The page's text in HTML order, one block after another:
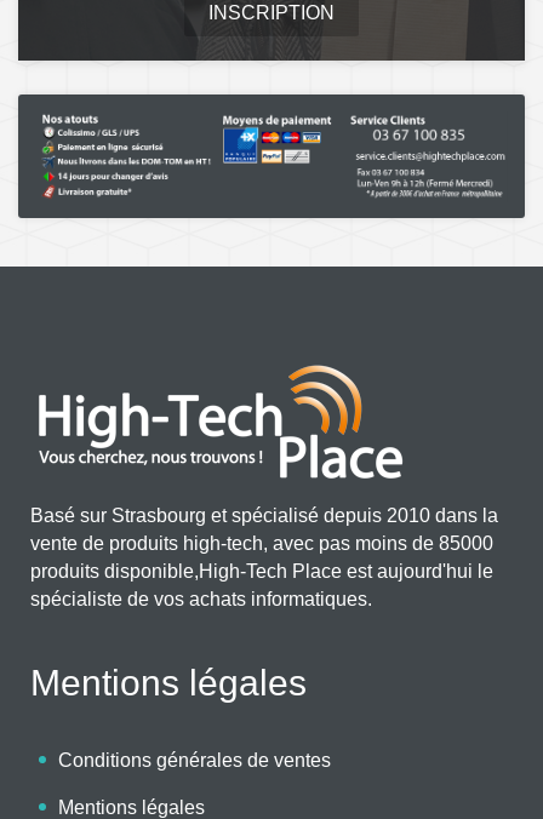
INSCRIPTION
Basé sur Strasbourg et spécialisé depuis 2010 dans la
vente de produits high-tech, avec pas moins de 85000
produits disponible,High-Tech Place est aujourd'hui le
spécialiste de vos achats informatiques.
Mentions légales
Conditions générales de ventes
Mentions légales